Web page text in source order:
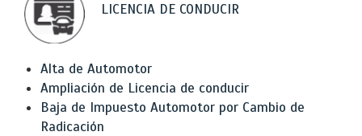
LICENCIA DE CONDUCIR
Alta de Automotor
Ampliación de Licencia de conducir
Baja de Impuesto Automotor por Cambio de
Radicación